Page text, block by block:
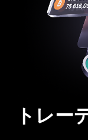
トレー